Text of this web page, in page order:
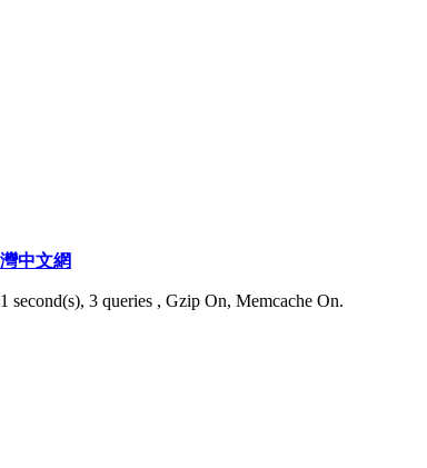
中文網
second(s), 3 queries , Gzip On, Memcache On.